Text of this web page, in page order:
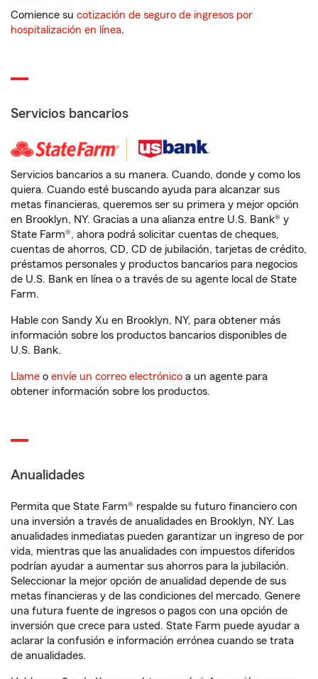
Comience su cotización de seguro de ingresos por
hospitalización en línea.
Servicios bancarios
Servicios bancarios a su manera. Cuando, donde y como los
quiera. Cuando esté buscando ayuda para alcanzar sus
metas financieras, queremos ser su primera y mejor opción
en Brooklyn, NY. Gracias a una alianza entre U.S. Bank® y
State Farm®, ahora podrá solicitar cuentas de cheques,
cuentas de ahorros, CD, CD de jubilación, tarjetas de crédito,
préstamos personales y productos bancarios para negocios
de U.S. Bank en línea o a través de su agente local de State
Farm.
Hable con Sandy Xu en Brooklyn, NY, para obtener más
información sobre los productos bancarios disponibles de
U.S. Bank.
Llame o envíe un correo electrónico a un agente para
obtener información sobre los productos.
Anualidades
Permita que State Farm® respalde su futuro financiero con
una inversión a través de anualidades en Brooklyn, NY. Las
anualidades inmediatas pueden garantizar un ingreso de por
vida, mientras que las anualidades con impuestos diferidos
podrían ayudar a aumentar sus ahorros para la jubilación.
Seleccionar la mejor opción de anualidad depende de sus
metas financieras y de las condiciones del mercado. Genere
una futura fuente de ingresos o pagos con una opción de
inversión que crece para usted. State Farm puede ayudar a
aclarar la confusión e información errónea cuando se trata
de anualidades.